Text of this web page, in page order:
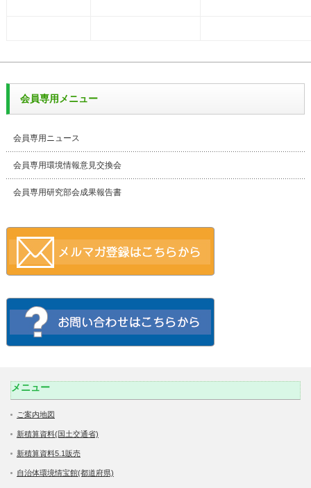
会員専用メニュー
会員専用ニュース
会員専用環境情報意見交換会
会員専用研究部会成果報告書
メニュー
ご案内地図
新積算資料(国土交通省)
新積算資料5.1販売
自治体環境情宝館(都道府県)